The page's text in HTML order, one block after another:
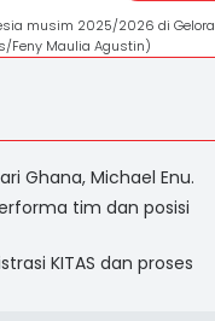
musim 2025/2026 di Gelora
Feny Maulia Agustin)
Ghana, Michael Enu.
tim dan posisi
KITAS dan proses